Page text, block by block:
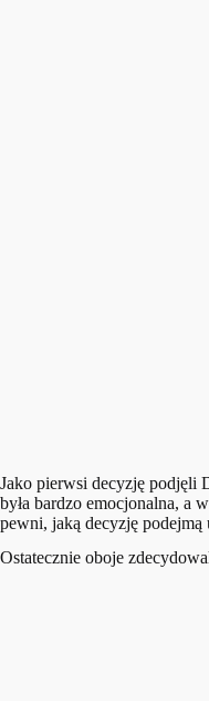
Jako pierwsi decyzję podjęli
była bardzo emocjonalna, a
pewni, jaką decyzję podejmą
Ostatecznie oboje